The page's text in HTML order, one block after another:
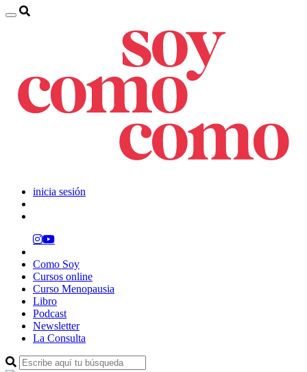
inicia sesión
Como Soy
Cursos online
Curso Menopausia
Libro
Podcast
Newsletter
La Consulta